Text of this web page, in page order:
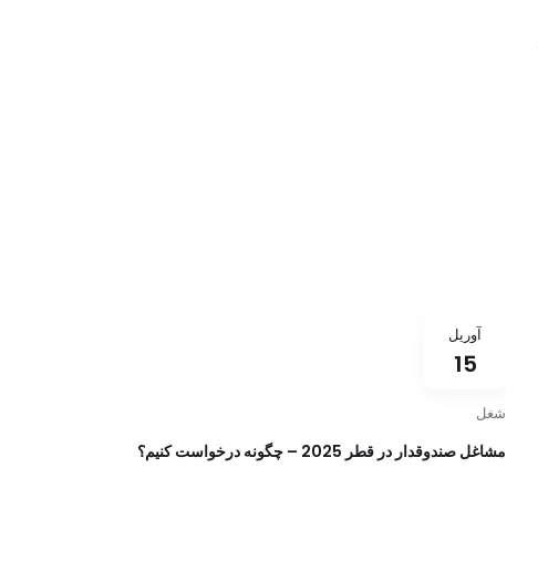
آوریل
15
شغل
مشاغل صندوقدار در قطر 2025 – چگونه درخواست کنیم؟